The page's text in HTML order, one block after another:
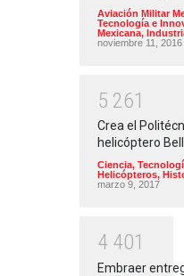
Aviación Militar
Tecnología e
Mexicana,
noviembre 11, 2016
5 261
Crea el
helicóptero
Ciencia,
Helicópteros,
marzo 9, 2017
4 401
Embraer